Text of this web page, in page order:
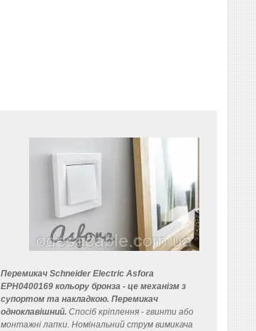
Перемикач Schneider Electric Asfora
EPH0400169 кольору бронза - це механізм з
супортом та накладкою. Перемикач
одноклавішний. Спосіб кріплення - гвинти або
монтажні лапки. Номінальний струм вимикача